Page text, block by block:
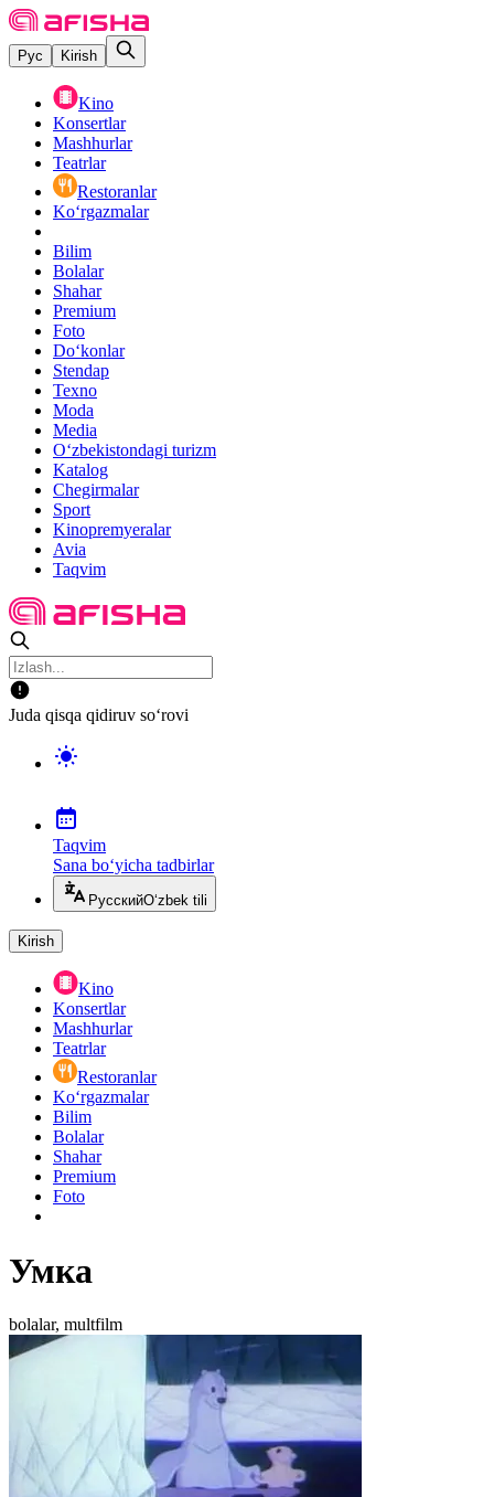
Рус Kirish
Kino
Konsertlar
Mashhurlar
Teatrlar
Restoranlar
Ko‘rgazmalar
Bilim
Bolalar
Shahar
Premium
Foto
Do‘konlar
Stendap
Texno
Moda
Media
O‘zbekistondagi turizm
Katalog
Chegirmalar
Sport
Kinopremyeralar
Avia
Taqvim
Juda qisqa qidiruv so‘rovi
Taqvim
Sana bo‘yicha tadbirlar
РусскийO‘zbek tili
Kirish
Kino
Konsertlar
Mashhurlar
Teatrlar
Restoranlar
Ko‘rgazmalar
Bilim
Bolalar
Shahar
Premium
Foto
Умка
bolalar, multfilm